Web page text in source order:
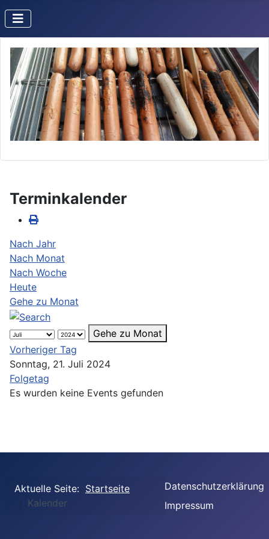
Terminkalender
Nach Jahr
Nach Monat
Nach Woche
Heute
Gehe zu Monat
Gehe zu Monat
Vorheriger Tag
Sonntag, 21. Juli 2024
Folgetag
Es wurden keine Events gefunden
Aktuelle Seite: Startseite
Kalender
Datenschutzerklärung
Impressum